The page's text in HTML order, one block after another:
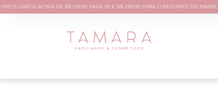
FRETE GRÁTIS ACIMA DE R$ 129,90 PARA SP E R$ 299,90 PARA O RESTANTE DO BRASIL